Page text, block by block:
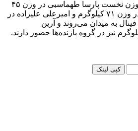
فردا نیز در مسابقات پنج وزن نخست پارسا طهماسبی در وزن ۴۵
کیلوگرم، آرشام وهابیان در وزن ۷۱ کیلوگرم و امیرعلی علیزاده در
فینال به میدان می‌روند و آرین
کپی لینک